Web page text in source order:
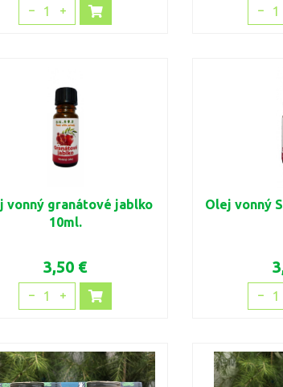
1 1
vonný granátové jablko
10ml.
3,50 €
1
Olej vonný
1